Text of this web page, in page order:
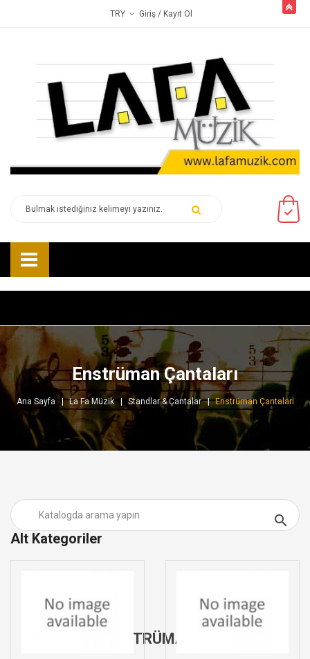
TRY Giriş / Kayıt Ol
Enstrüman Çantaları
Ana Sayfa La Fa Müzik Standlar & Çantalar Enstrüman Çantaları

ENSTRÜMAN
ÇANTALARIENSTRÜMAN ÇANTALARI
Alt Kategoriler